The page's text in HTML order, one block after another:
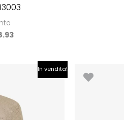
In vendita!
prezzo
€70.00.